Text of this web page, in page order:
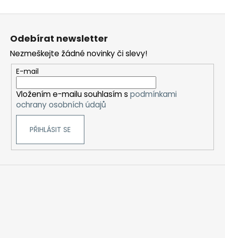
Odebírat newsletter
Nezmeškejte žádné novinky či slevy!
E-mail
Vložením e-mailu souhlasím s podmínkami
ochrany osobních údajů
PŘIHLÁSIT SE